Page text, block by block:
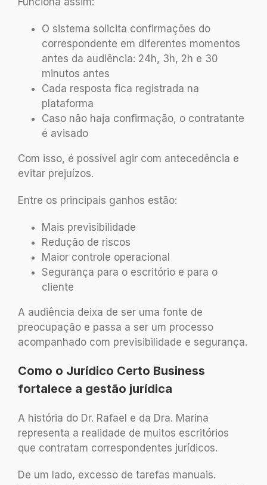
O sistema solicita confirmações do
correspondente em diferentes momentos
antes da audiência: 24h, 3h, 2h e 30
minutos antes
Cada resposta fica registrada na
plataforma
Caso não haja confirmação, o contratante
é avisado
Com isso, é possível agir com antecedência e
evitar prejuízos.
Entre os principais ganhos estão:
Mais previsibilidade
Redução de riscos
Maior controle operacional
Segurança para o escritório e para o
cliente
A audiência deixa de ser uma fonte de
preocupação e passa a ser um processo
acompanhado com previsibilidade e segurança.
Como o Jurídico Certo Business
fortalece a gestão jurídica
A história do Dr. Rafael e da Dra. Marina
representa a realidade de muitos escritórios
que contratam correspondentes jurídicos.
De um lado, excesso de tarefas manuais.